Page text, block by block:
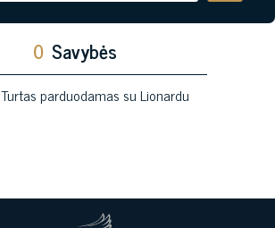
0 Savybės
Turtas parduodamas su Lionardu